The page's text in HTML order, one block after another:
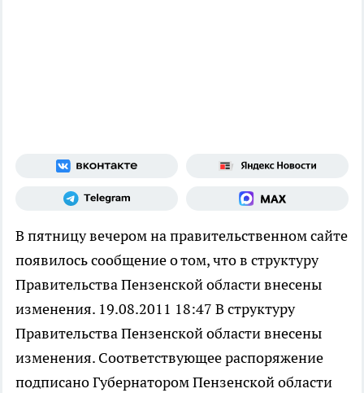
В пятницу вечером на правительственном сайте
появилось сообщение о том, что в структуру
Правительства Пензенской области внесены
изменения. 19.08.2011 18:47 В структуру
Правительства Пензенской области внесены
изменения. Соответствующее распоряжение
подписано Губернатором Пензенской области